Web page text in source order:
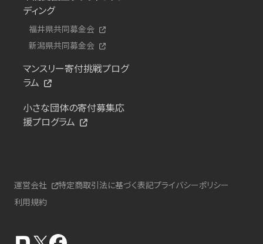
ディング
福井県共同募金会
新潟県共同募金会
マンスリー寄付挑戦プログ
ラム
小さな団体の寄付募集応
援プログラム
運営会社 特定商取引法に基づく表記プライバシーポリシー
利用規約